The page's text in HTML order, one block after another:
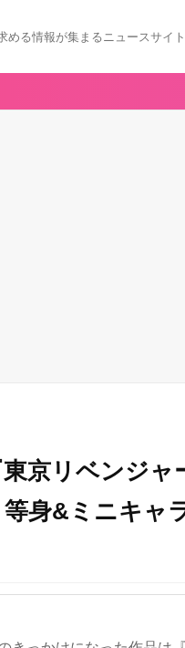
める情報が集まるニュースサイト
京リベンジャ
身&ミニキャ